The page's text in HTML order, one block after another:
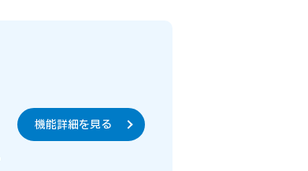
機能詳細を見る